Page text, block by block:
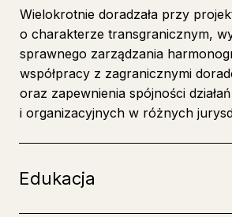
Wielokrotnie doradzała przy
o charakterze transgranicznym,
sprawnego zarządzania
współpracy z zagranicznymi
oraz zapewnienia spójności
i organizacyjnych w różnych
Edukacja